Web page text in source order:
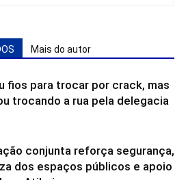
Mais do autor
fios para trocar por crack, mas
trocando a rua pela delegacia
conjunta reforça segurança,
dos espaços públicos e apoio